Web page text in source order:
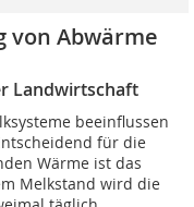
von Abwärme
Landwirtschaft
beeinflussen
für die
Wärme ist das
Melkstand wird die